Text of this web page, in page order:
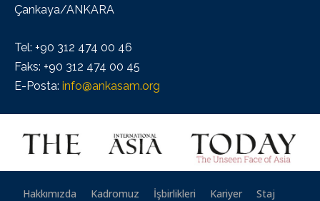
Çankaya/ANKARA
Tel: +90 312 474 00 46
Faks: +90 312 474 00 45
E-Posta: info@ankasam.org
Hakkımızda Kadromuz İşbirlikleri Kariyer
Staj